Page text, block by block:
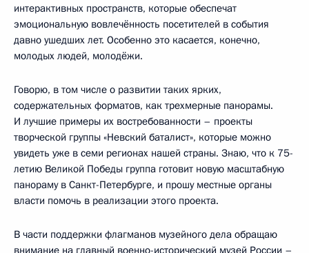
интерактивных пространств, которые обеспечат
эмоциональную вовлечённость посетителей в события
давно ушедших лет. Особенно это касается, конечно,
молодых людей, молодёжи.
Говорю, в том числе о развитии таких ярких,
содержательных форматов, как трехмерные панорамы.
И лучшие примеры их востребованности – проекты
творческой группы «Невский баталист», которые можно
увидеть уже в семи регионах нашей страны. Знаю, что к 75-
летию Великой Победы группа готовит новую масштабную
панораму в Санкт-Петербурге, и прошу местные органы
власти помочь в реализации этого проекта.
В части поддержки флагманов музейного дела обращаю
внимание на главный военно-исторический музей России –